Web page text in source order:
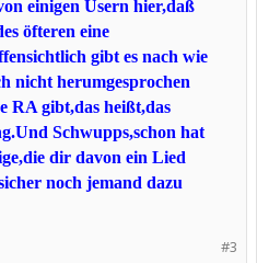
einigen Usern hier,daß
öfteren eine
gibt es nach wie
nicht herumgesprochen
RA gibt,das heißt,das
Schwupps,schon hat
dir davon ein Lied
noch jemand dazu
#3